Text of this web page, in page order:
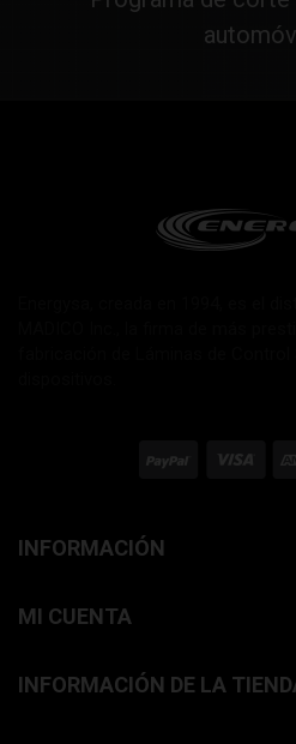
INFORMACIÓN
MI CUENTA
INFORMACIÓN DE LA